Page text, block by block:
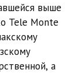
выше
Tele Monte
а